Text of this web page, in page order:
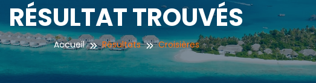
RÉSULTAT TROUVÉS
Accueil Résultats Croisières